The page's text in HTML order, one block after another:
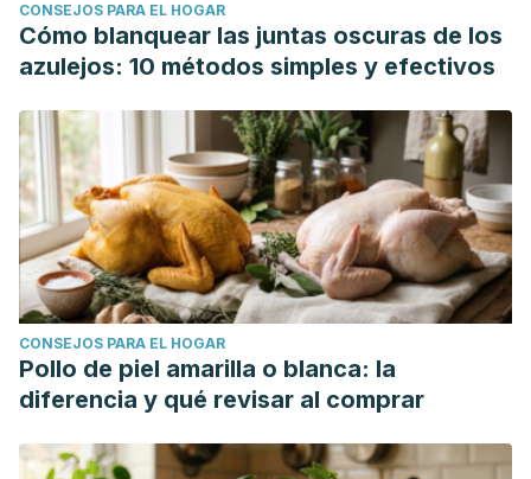
CONSEJOS PARA EL HOGAR
Cómo blanquear las juntas oscuras de los
azulejos: 10 métodos simples y efectivos
CONSEJOS PARA EL HOGAR
Pollo de piel amarilla o blanca: la
diferencia y qué revisar al comprar